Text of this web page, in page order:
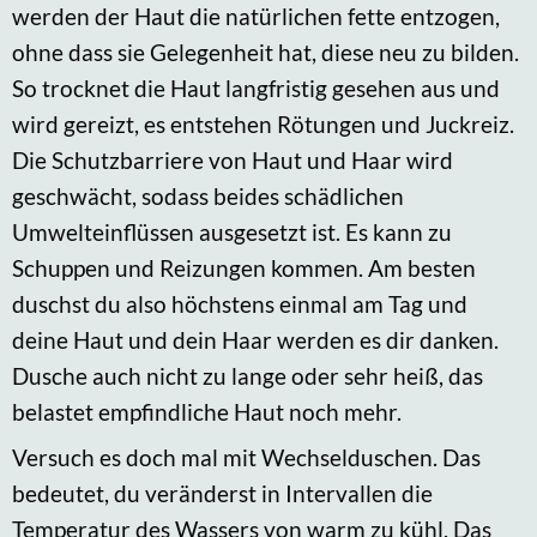
werden der Haut die natürlichen fette entzogen,
ohne dass sie Gelegenheit hat, diese neu zu bilden.
So trocknet die Haut langfristig gesehen aus und
wird gereizt, es entstehen Rötungen und Juckreiz.
Die Schutzbarriere von Haut und Haar wird
geschwächt, sodass beides schädlichen
Umwelteinflüssen ausgesetzt ist. Es kann zu
Schuppen und Reizungen kommen. Am besten
duschst du also höchstens einmal am Tag und
deine Haut und dein Haar werden es dir danken.
Dusche auch nicht zu lange oder sehr heiß, das
belastet empfindliche Haut noch mehr.
Versuch es doch mal mit Wechselduschen. Das
bedeutet, du veränderst in Intervallen die
Temperatur des Wassers von warm zu kühl. Das